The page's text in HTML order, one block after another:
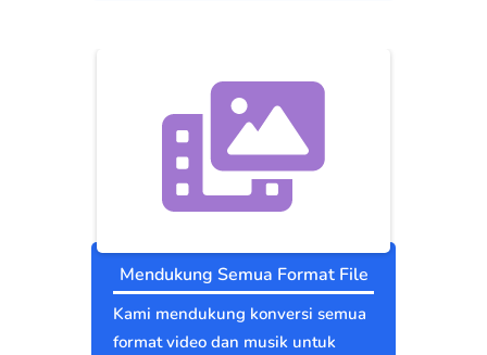
Mendukung Semua Format File
Kami mendukung konversi semua
format video dan musik untuk